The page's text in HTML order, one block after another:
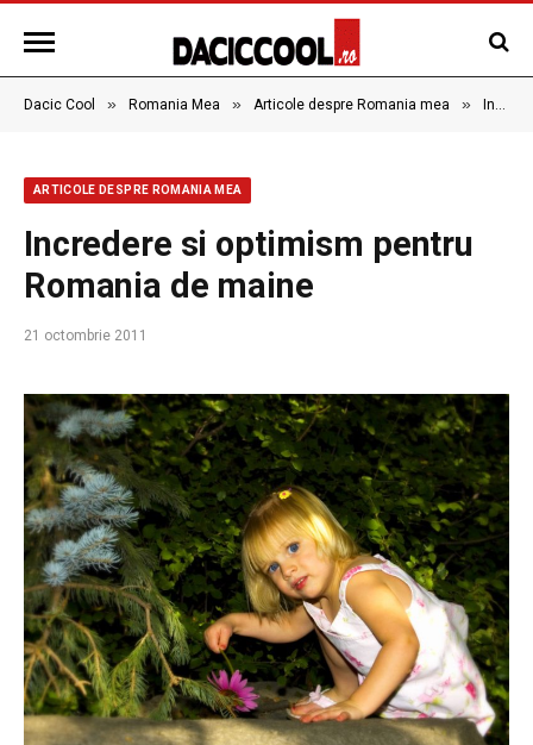
Dacic Cool » Romania Mea » Articole despre Romania mea » Incredere si optimism pentru Romania de maine
ARTICOLE DESPRE ROMANIA MEA
Incredere si optimism pentru
Romania de maine
21 octombrie 2011